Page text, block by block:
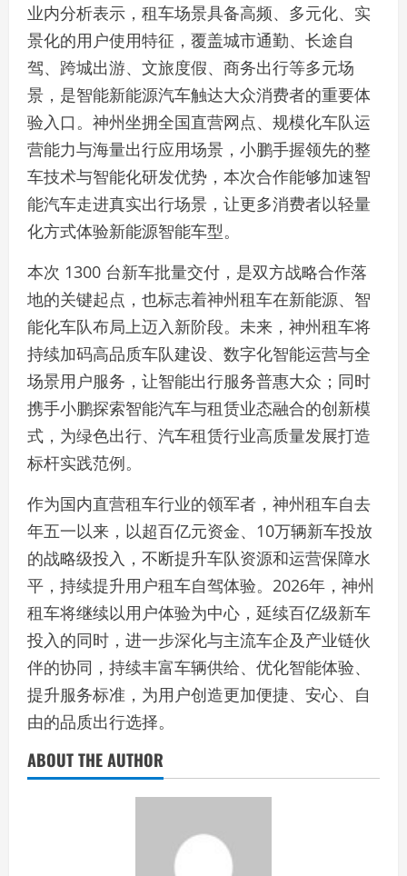
业内分析表示，租车场景具备高频、多元化、实
景化的用户使用特征，覆盖城市通勤、长途自
驾、跨城出游、文旅度假、商务出行等多元场
景，是智能新能源汽车触达大众消费者的重要体
验入口。神州坐拥全国直营网点、规模化车队运
营能力与海量出行应用场景，小鹏手握领先的整
车技术与智能化研发优势，本次合作能够加速智
能汽车走进真实出行场景，让更多消费者以轻量
化方式体验新能源智能车型。
本次 1300 台新车批量交付，是双方战略合作落
地的关键起点，也标志着神州租车在新能源、智
能化车队布局上迈入新阶段。未来，神州租车将
持续加码高品质车队建设、数字化智能运营与全
场景用户服务，让智能出行服务普惠大众；同时
携手小鹏探索智能汽车与租赁业态融合的创新模
式，为绿色出行、汽车租赁行业高质量发展打造
标杆实践范例。
作为国内直营租车行业的领军者，神州租车自去
年五一以来，以超百亿元资金、10万辆新车投放
的战略级投入，不断提升车队资源和运营保障水
平，持续提升用户租车自驾体验。2026年，神州
租车将继续以用户体验为中心，延续百亿级新车
投入的同时，进一步深化与主流车企及产业链伙
伴的协同，持续丰富车辆供给、优化智能体验、
提升服务标准，为用户创造更加便捷、安心、自
由的品质出行选择。
ABOUT THE AUTHOR